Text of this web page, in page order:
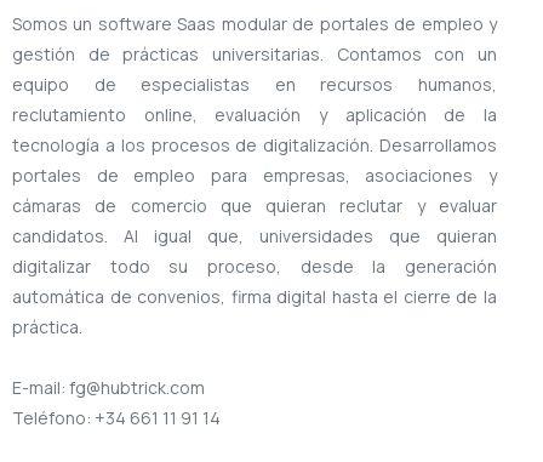
Somos un software Saas modular de portales de empleo y
gestión de prácticas universitarias. Contamos con un
equipo de especialistas en recursos humanos,
reclutamiento online, evaluación y aplicación de la
tecnología a los procesos de digitalización. Desarrollamos
portales de empleo para empresas, asociaciones y
cámaras de comercio que quieran reclutar y evaluar
candidatos. Al igual que, universidades que quieran
digitalizar todo su proceso, desde la generación
automática de convenios, firma digital hasta el cierre de la
práctica.
E-mail: fg@hubtrick.com
Teléfono: +34 661 11 91 14